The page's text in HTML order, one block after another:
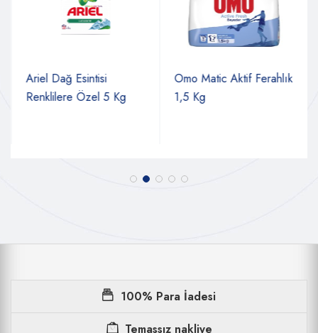
Ariel Dağ Esintisi
Renklilere Özel 5 Kg
Omo Matic Aktif Ferahlık
1,5 Kg
100% Para İadesi
Temassız nakliye